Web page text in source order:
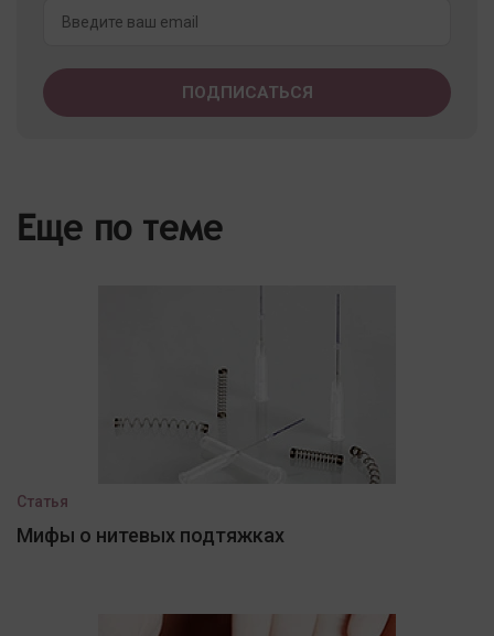
Еще по теме
Статья
Мифы о нитевых подтяжках